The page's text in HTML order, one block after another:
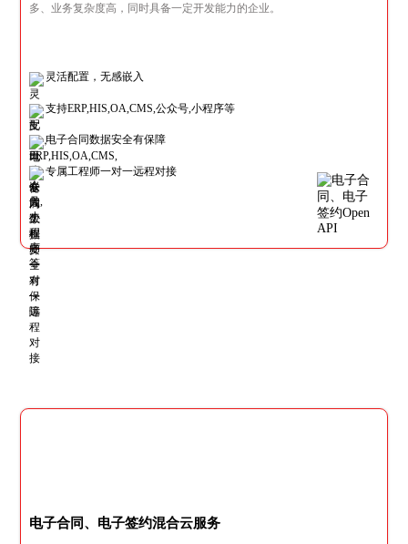
多、业务复杂度高，同时具备一定开发能力的企业。
灵活配置，无感嵌入
支持ERP,HIS,OA,CMS,公众号,小程序等
电子合同数据安全有保障
专属工程师一对一远程对接
电子合同、电子签约混合云服务